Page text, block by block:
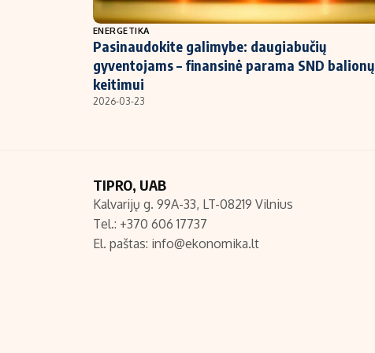
NT ir statybos
ENERGETIKA
Pasinaudokite galimybe: daugiabučių
gyventojams – finansinė parama SND balionų
keitimui
2026-03-23
TIPRO, UAB
Kalvarijų g. 99A-33, LT-08219 Vilnius
Tel.: +370 606 17737
El. paštas: info@ekonomika.lt